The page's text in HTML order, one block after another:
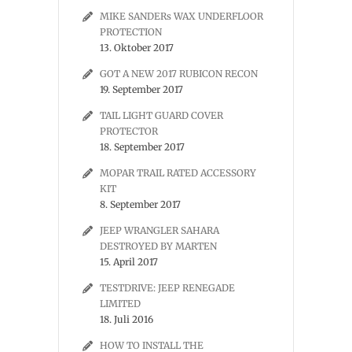
MIKE SANDERs WAX UNDERFLOOR
PROTECTION
13. Oktober 2017
GOT A NEW 2017 RUBICON RECON
19. September 2017
TAIL LIGHT GUARD COVER
PROTECTOR
18. September 2017
MOPAR TRAIL RATED ACCESSORY
KIT
8. September 2017
JEEP WRANGLER SAHARA
DESTROYED BY MARTEN
15. April 2017
TESTDRIVE: JEEP RENEGADE
LIMITED
18. Juli 2016
HOW TO INSTALL THE